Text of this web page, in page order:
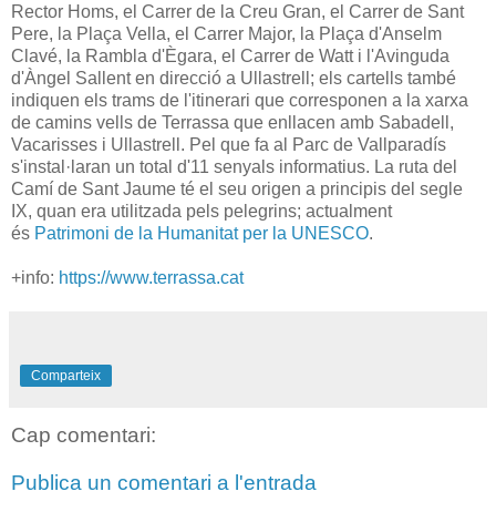
Rector Homs, el Carrer de la Creu Gran, el Carrer de Sant
Pere, la Plaça Vella, el Carrer Major, la Plaça d'Anselm
Clavé, la Rambla d'Ègara, el Carrer de Watt i l'Avinguda
d'Àngel Sallent en direcció a Ullastrell; els cartells també
indiquen els trams de l'itinerari que corresponen a la xarxa
de camins vells de Terrassa que enllacen amb Sabadell,
Vacarisses i Ullastrell. Pel que fa al Parc de Vallparadís
s'instal·laran un total d'11 senyals informatius. La ruta del
Camí de Sant Jaume té el seu origen a principis del segle
IX, quan era utilitzada pels pelegrins; actualment
és Patrimoni de la Humanitat per la UNESCO.
+info: https://www.terrassa.cat
Comparteix
Cap comentari:
Publica un comentari a l'entrada